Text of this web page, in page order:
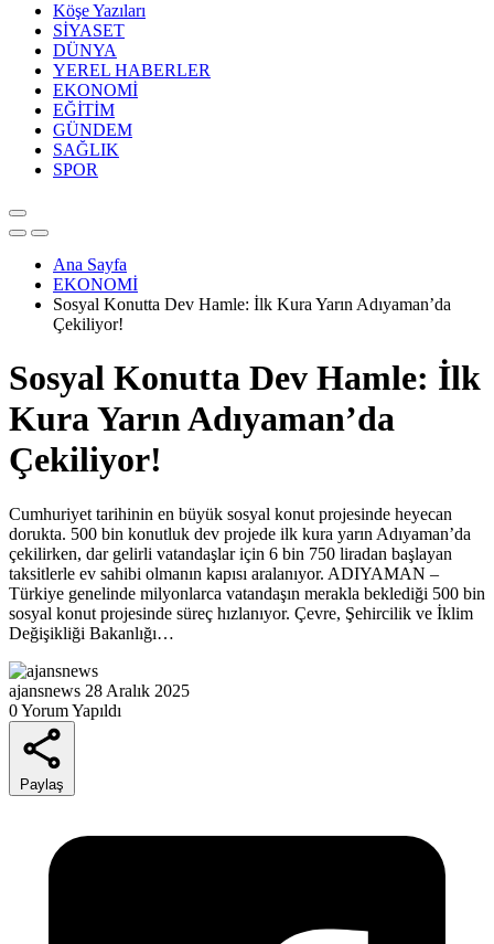
Köşe Yazıları
SİYASET
DÜNYA
YEREL HABERLER
EKONOMİ
EĞİTİM
GÜNDEM
SAĞLIK
SPOR
Ana Sayfa
EKONOMİ
Sosyal Konutta Dev Hamle: İlk Kura Yarın Adıyaman’da
Çekiliyor!
Sosyal Konutta Dev Hamle: İlk
Kura Yarın Adıyaman’da
Çekiliyor!
Cumhuriyet tarihinin en büyük sosyal konut projesinde heyecan
dorukta. 500 bin konutluk dev projede ilk kura yarın Adıyaman’da
çekilirken, dar gelirli vatandaşlar için 6 bin 750 liradan başlayan
taksitlerle ev sahibi olmanın kapısı aralanıyor. ADIYAMAN –
Türkiye genelinde milyonlarca vatandaşın merakla beklediği 500 bin
sosyal konut projesinde süreç hızlanıyor. Çevre, Şehircilik ve İklim
Değişikliği Bakanlığı…
ajansnews 28 Aralık 2025
0 Yorum Yapıldı
Paylaş